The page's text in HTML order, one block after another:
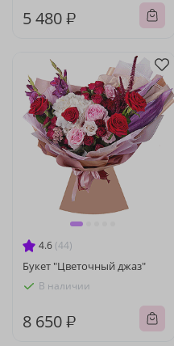
5 480 ₽
4.6 (44)
Букет "Цветочный джаз"
В наличии
8 650 ₽